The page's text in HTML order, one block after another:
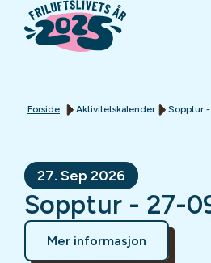
Forside Aktivitetskalender Sopptur
27. Sep 2026
Sopptur - 27-
Mer informasjon